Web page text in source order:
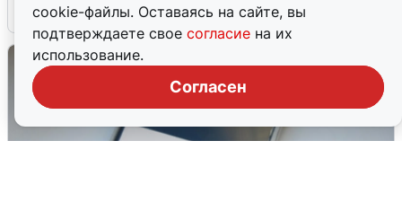
cookie-файлы. Оставаясь на сайте, вы
подтверждаете свое согласие на их
использование.
Согласен
6 августа 0